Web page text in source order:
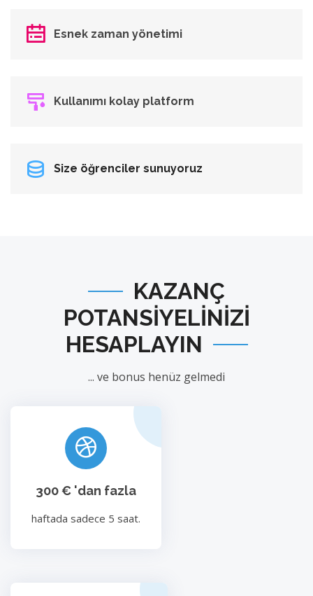
Esnek zaman yönetimi
Kullanımı kolay platform
Size öğrenciler sunuyoruz
KAZANÇ
POTANSIYELINIZI
HESAPLAYIN
... ve bonus henüz gelmedi
300 € 'dan fazla
haftada sadece 5 saat.